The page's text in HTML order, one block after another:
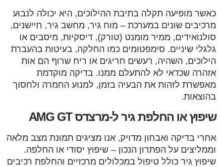
כאשר מופיעה תקלה בתיבת ההילוכים, היא יכולה לנבוע
מרכיבים שונים במערכת – מוח גיר, מחשב גיר, חיישנים,
סולנואידים, ממיר מומנט (טורק), דיסקיות, מיסבים או
גלגלי שיניים. סימפטומים כמו החלקה, בעיטות בהעברת
הילוכים, השהיה, רעשים חריגים או ריח שרוף הם אות
אזהרה שכדאי לא להתעלם ממנו. בדיקה מוקדמת
מאפשרת לזהות את הבעיה בזמן, למנוע החמרה ולחסוך
בהוצאות.
שיפוץ או החלפת גיר ל-מרצדס AMG GT
אחרי בדיקה ואבחון מדויק, אנו מציגים תמונת מצב מלאה
וממליצים על הפתרון הנכון – שיפוץ יסודי או החלפה.
שיפוץ גיר כולל טיפול במכלולים מרכזיים והחלפת רכיבים